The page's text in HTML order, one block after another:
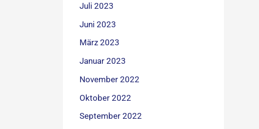
Juli 2023
Juni 2023
März 2023
Januar 2023
November 2022
Oktober 2022
September 2022